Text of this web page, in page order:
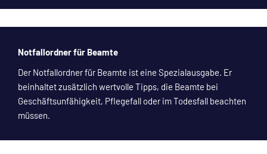
Notfallordner für Beamte
Der Notfallordner für Beamte ist eine Spezialausgabe. Er
beinhaltet zusätzlich wertvolle Tipps, die Beamte bei
Geschäftsunfähigkeit, Pflegefall oder im Todesfall beachten
müssen.